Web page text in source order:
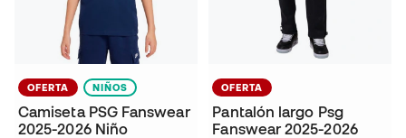
OFERTA NIÑOS
Camiseta PSG Fanswear
2025-2026 Niño
OFERTA
Pantalón largo Psg
Fanswear 2025-2026